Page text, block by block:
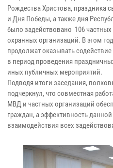
Рождества Христова, праздника
и Дня Победы, а также дня
было задействовано 106
охранных организаций. В этом
продолжат оказывать
в период проведения
иных публичных мероприятий.
Подводя итоги заседания,
подчеркнул, что совместная
МВД и частных организаций
граждан, а эффективность
взаимодействия всех